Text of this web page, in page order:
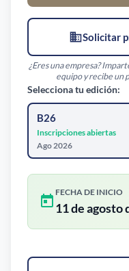
Solicitar
¿Eres una empresa?
equipo y recibe un
Selecciona tu edición:
B26
Inscripciones abiertas
Ago 2026
FECHA DE INICIO
11 de agosto